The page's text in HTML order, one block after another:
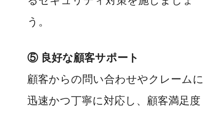
う。
⑤ 良好な顧客サポート
顧客からの問い合わせやクレームに
迅速かつ丁寧に対応し、顧客満足度